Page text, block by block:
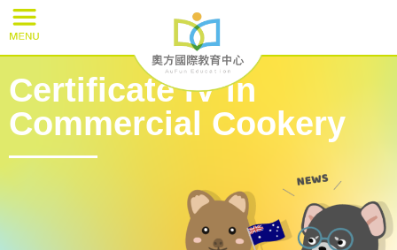
Certificate IV in
Commercial Cookery